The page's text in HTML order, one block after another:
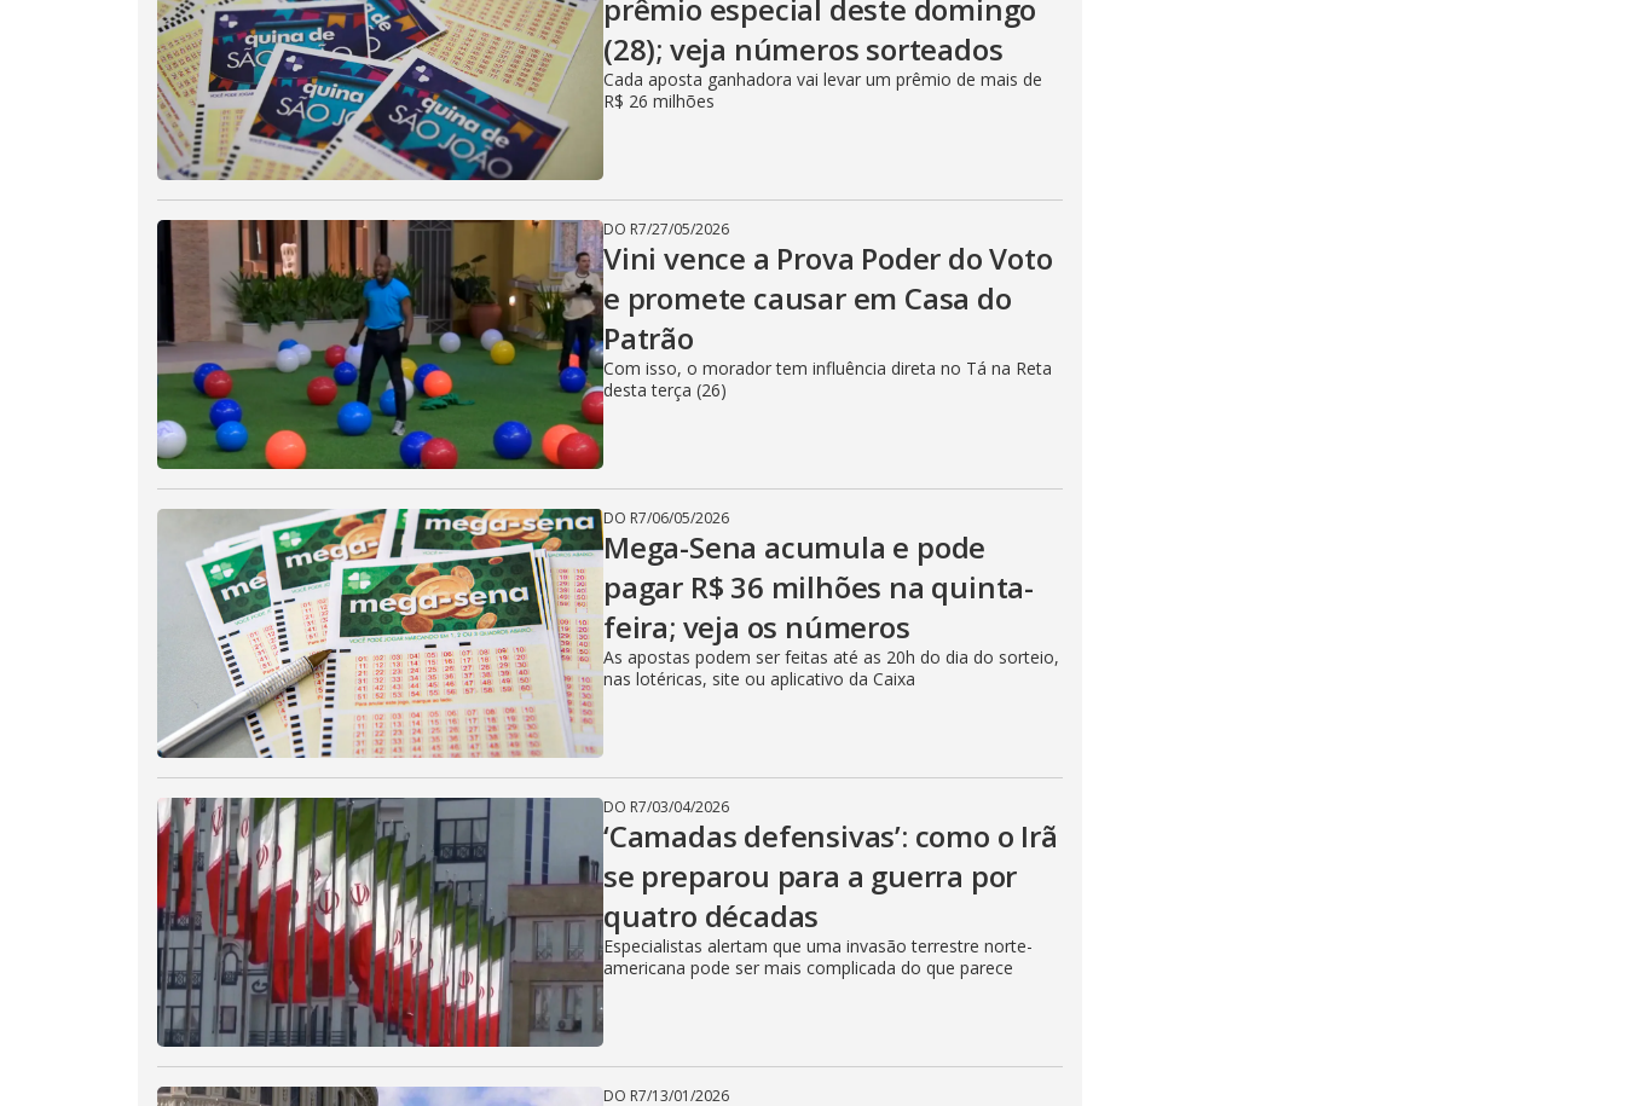
prêmio especial deste domingo
(28); veja números sorteados
Cada aposta ganhadora vai levar um prêmio de mais de
R$ 26 milhões
DO R7/27/05/2026
Vini vence a Prova Poder do Voto
e promete causar em Casa do
Patrão
Com isso, o morador tem influência direta no Tá na Reta
desta terça (26)
DO R7/06/05/2026
Mega-Sena acumula e pode
pagar R$ 36 milhões na quinta-
feira; veja os números
As apostas podem ser feitas até as 20h do dia do sorteio,
nas lotéricas, site ou aplicativo da Caixa
DO R7/03/04/2026
‘Camadas defensivas’: como o Irã
se preparou para a guerra por
quatro décadas
Especialistas alertam que uma invasão terrestre norte-
americana pode ser mais complicada do que parece
DO R7/13/01/2026